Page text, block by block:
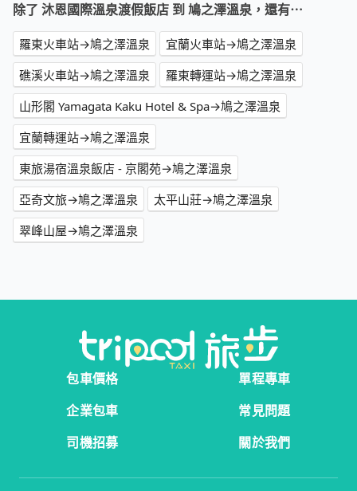
除了 沐恩國際溫泉渡假飯店 到 鳩之澤溫泉，還有⋯
羅東火車站→鳩之澤溫泉
宜蘭火車站→鳩之澤溫泉
礁溪火車站→鳩之澤溫泉
羅東轉運站→鳩之澤溫泉
山形閣 Yamagata Kaku Hotel & Spa→鳩之澤溫泉
宜蘭轉運站→鳩之澤溫泉
東旅湯宿溫泉飯店 - 京閣苑→鳩之澤溫泉
亞奇文旅→鳩之澤溫泉
太平山莊→鳩之澤溫泉
翠峰山屋→鳩之澤溫泉
包車價格
單程專車
企業包車
常見問題
司機招募
關於我們